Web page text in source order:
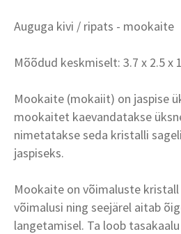
Auguga kivi / ripats - mookaite
Mõõdud keskmiselt: 3.7 x 2.5 x
Mookaite (mokaiit) on jaspise
mookaitet kaevandatakse
nimetatakse seda kristalli
jaspiseks.
Mookaite on võimaluste
võimalusi ning seejärel aitab
langetamisel. Ta loob